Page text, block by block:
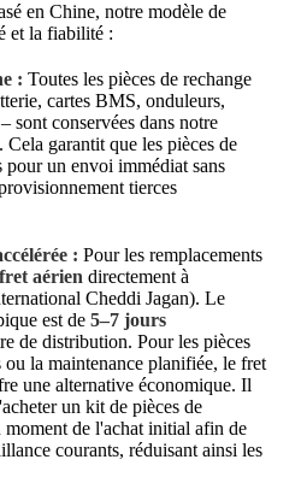
en Chine, notre modèle de
et la fiabilité :
: Toutes les pièces de rechange
cartes BMS, onduleurs,
sont conservées dans notre
garantit que les pièces de
pour un envoi immédiat sans
tierces
: Pour les remplacements
fret aérien directement à
Cheddi Jagan). Le
est de5–7 jours
de distribution. Pour les pièces
la maintenance planifiée, le fret
une alternative économique. Il
un kit de pièces de
moment de l'achat initial afin de
courants, réduisant ainsi les